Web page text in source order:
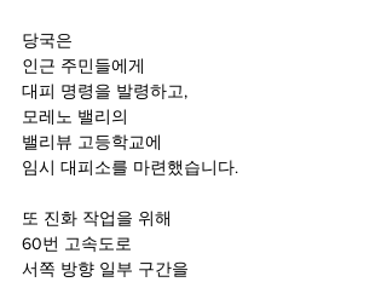
당국은
인근 주민들에게
대피 명령을 발령하고,
모레노 밸리의
밸리뷰 고등학교에
임시 대피소를 마련했습니다.
또 진화 작업을 위해
60번 고속도로
서쪽 방향 일부 구간을